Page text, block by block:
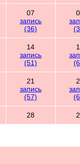
07
запись
(36)
14
запись
(51)
21
запись
(57)
28